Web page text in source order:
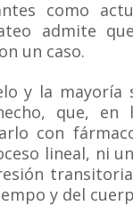
como
admite
un caso.
y la mayoría
que,
con
lineal, ni
y del